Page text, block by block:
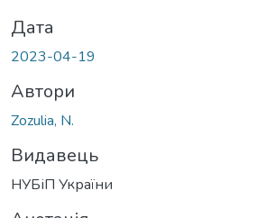
Дата
2023-04-19
Автори
Zozulia, N.
Видавець
НУБіП України